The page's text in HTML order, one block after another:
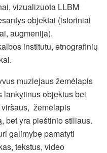
vizualizuota LLBM
objektai (istoriniai
augmenija).
institutu, etnografinių
muziejaus žemėlapis
objektus bei
žemėlapis
bet yra pieštinio stiliaus.
galimybę pamatyti
tekstus, video